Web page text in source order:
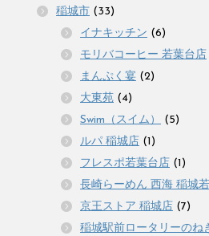
稲城市 (33)
イナキッチン (6)
モリバコーヒー 若葉台店
まんぷく宴 (2)
大東苑 (4)
Swim（スイム）
(5)
ルパ 稲城店 (1)
フレスポ若葉台店 (1)
長崎らーめん 西海 稲城
京王ストア 稲城店 (7)
稲城駅前ロータリーのね